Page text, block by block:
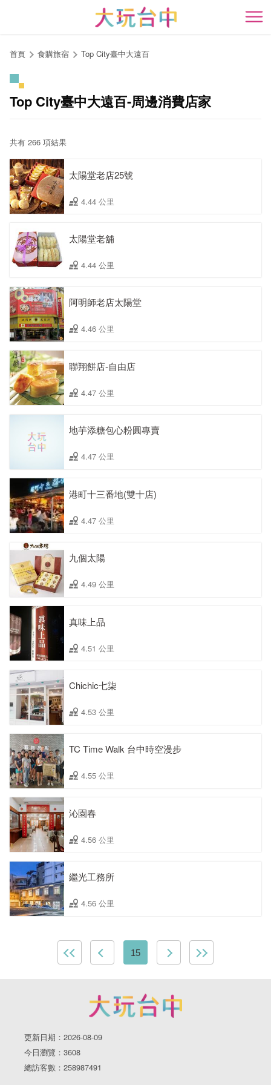
開
首頁 食購旅宿 Top City臺中大遠百
Top City臺中大遠百-周邊消費店家
共有 266 項結果
太陽堂老店25號
4.44 公里
太陽堂老舖
4.44 公里
阿明師老店太陽堂
4.46 公里
聯翔餅店-自由店
4.47 公里
地芋添糖包心粉圓專賣
4.47 公里
港町十三番地(雙十店)
4.47 公里
九個太陽
4.49 公里
真味上品
4.51 公里
Chichic七柒
4.53 公里
TC Time Walk 台中時空漫步
4.55 公里
沁園春
4.56 公里
繼光工務所
4.56 公里
15
更新日期：2026-08-09
今日瀏覽：3608
總訪客數：258987491